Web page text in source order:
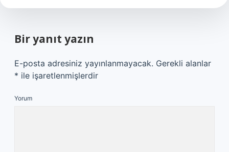
Bir yanıt yazın
E-posta adresiniz yayınlanmayacak. Gerekli alanlar
* ile işaretlenmişlerdir
Yorum